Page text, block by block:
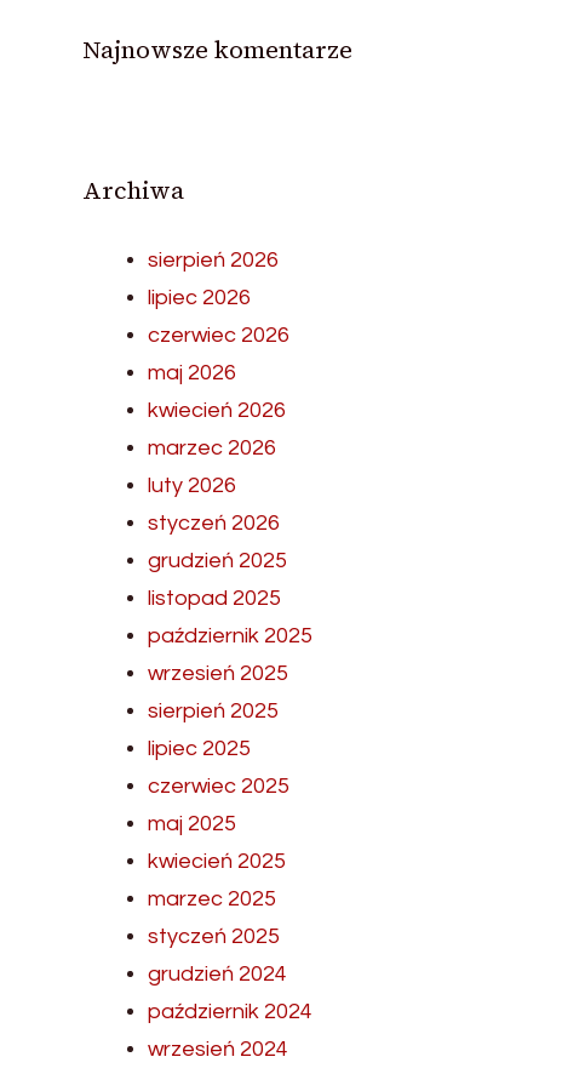
Najnowsze komentarze
Archiwa
sierpień 2026
lipiec 2026
czerwiec 2026
maj 2026
kwiecień 2026
marzec 2026
luty 2026
styczeń 2026
grudzień 2025
listopad 2025
październik 2025
wrzesień 2025
sierpień 2025
lipiec 2025
czerwiec 2025
maj 2025
kwiecień 2025
marzec 2025
styczeń 2025
grudzień 2024
październik 2024
wrzesień 2024